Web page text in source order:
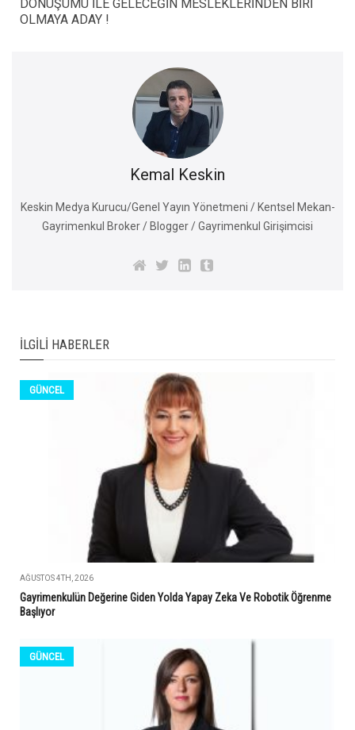
DÖNÜŞÜMÜ İLE GELECEĞİN MESLEKLERİNDEN BİRİ
OLMAYA ADAY !
Kemal Keskin
Keskin Medya Kurucu/Genel Yayın Yönetmeni / Kentsel Mekan-
Gayrimenkul Broker / Blogger / Gayrimenkul Girişimcisi
İLGILI HABERLER
GÜNCEL
AĞUSTOS 4TH, 2026
Gayrimenkulün Değerine Giden Yolda Yapay Zeka Ve Robotik Öğrenme
Başlıyor
GÜNCEL